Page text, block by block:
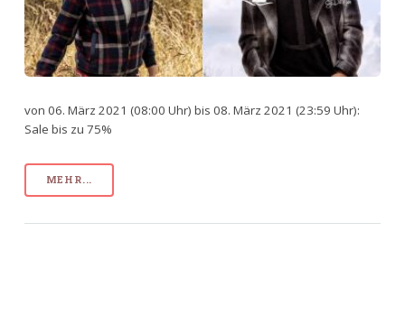
von 06. März 2021 (08:00 Uhr) bis 08. März 2021 (23:59 Uhr):
Sale bis zu 75%
MEHR...